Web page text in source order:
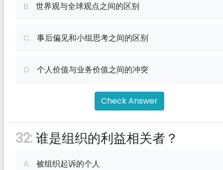
B. 世界观与全球观点之间的区别
C. 事后偏见和小组思考之间的区别
D. 个人价值与业务价值之间的冲突
Check Answer
32:谁是组织的利益相关者？
A. 被组织起诉的个人